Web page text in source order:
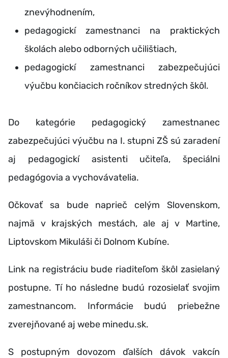
znevýhodnením,
pedagogickí zamestnanci na praktických
školách alebo odborných učilištiach,
pedagogickí zamestnanci zabezpečujúci
výučbu končiacich ročníkov stredných škôl.
Do kategórie pedagogický zamestnanec
zabezpečujúci výučbu na I. stupni ZŠ sú zaradení
aj pedagogickí asistenti učiteľa, špeciálni
pedagógovia a vychovávatelia.
Očkovať sa bude naprieč celým Slovenskom,
najmä v krajských mestách, ale aj v Martine,
Liptovskom Mikuláši či Dolnom Kubíne.
Link na registráciu bude riaditeľom škôl zasielaný
postupne. Tí ho následne budú rozosielať svojim
zamestnancom. Informácie budú priebežne
zverejňované aj webe minedu.sk.
S postupným dovozom ďalších dávok vakcín